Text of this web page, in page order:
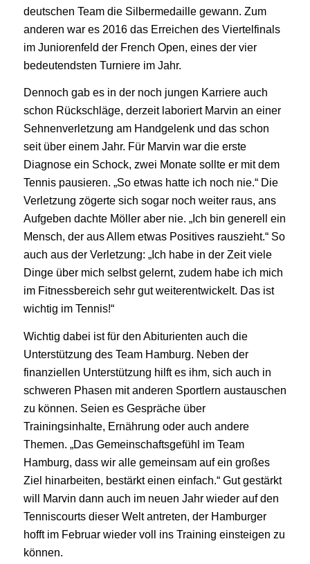
deutschen Team die Silbermedaille gewann. Zum
anderen war es 2016 das Erreichen des Viertelfinals
im Juniorenfeld der French Open, eines der vier
bedeutendsten Turniere im Jahr.
Dennoch gab es in der noch jungen Karriere auch
schon Rückschläge, derzeit laboriert Marvin an einer
Sehnenverletzung am Handgelenk und das schon
seit über einem Jahr. Für Marvin war die erste
Diagnose ein Schock, zwei Monate sollte er mit dem
Tennis pausieren. „So etwas hatte ich noch nie.“ Die
Verletzung zögerte sich sogar noch weiter raus, ans
Aufgeben dachte Möller aber nie. „Ich bin generell ein
Mensch, der aus Allem etwas Positives rauszieht.“ So
auch aus der Verletzung: „Ich habe in der Zeit viele
Dinge über mich selbst gelernt, zudem habe ich mich
im Fitnessbereich sehr gut weiterentwickelt. Das ist
wichtig im Tennis!“
Wichtig dabei ist für den Abiturienten auch die
Unterstützung des Team Hamburg. Neben der
finanziellen Unterstützung hilft es ihm, sich auch in
schweren Phasen mit anderen Sportlern austauschen
zu können. Seien es Gespräche über
Trainingsinhalte, Ernährung oder auch andere
Themen. „Das Gemeinschaftsgefühl im Team
Hamburg, dass wir alle gemeinsam auf ein großes
Ziel hinarbeiten, bestärkt einen einfach.“ Gut gestärkt
will Marvin dann auch im neuen Jahr wieder auf den
Tenniscourts dieser Welt antreten, der Hamburger
hofft im Februar wieder voll ins Training einsteigen zu
können.